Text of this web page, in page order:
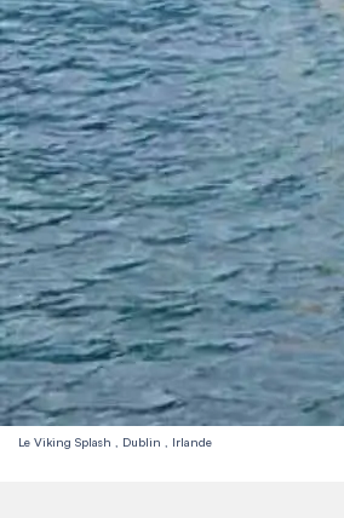
Le Viking Splash , Dublin , Irlande